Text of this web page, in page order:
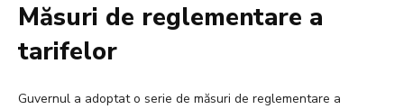
Măsuri de reglementare a
tarifelor
Guvernul a adoptat o serie de măsuri de reglementare a